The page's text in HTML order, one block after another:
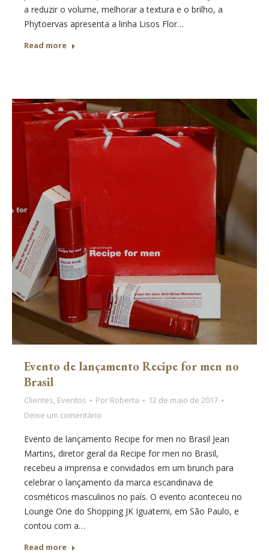
a reduzir o volume, melhorar a textura e o brilho, a
Phytoervas apresenta a linha Lisos Flor…
Read more
Evento de lançamento Recipe for men no
Brasil
Clientes, Eventos Por Roberta
12 de maio de 2017
Deixe um comentário
Evento de lançamento Recipe for men no Brasil Jean
Martins, diretor geral da Recipe for men no Brasil,
recebeu a imprensa e convidados em um brunch para
celebrar o lançamento da marca escandinava de
cosméticos masculinos no país. O evento aconteceu no
Lounge One do Shopping JK Iguatemi, em São Paulo, e
contou com a…
Read more